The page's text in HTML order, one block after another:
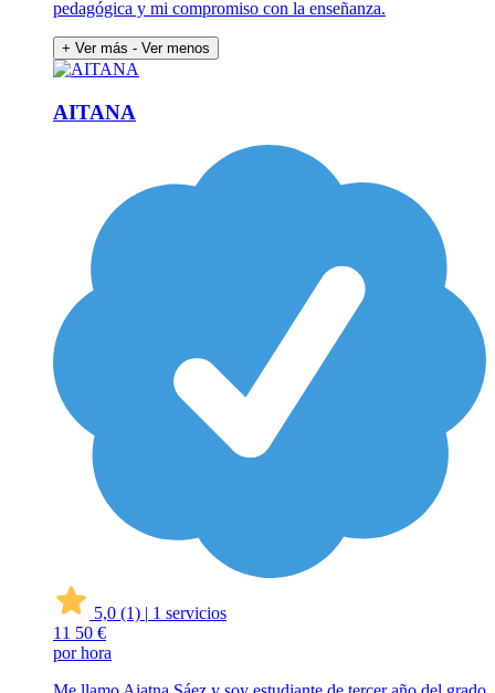
pedagógica y mi compromiso con la enseñanza.
+ Ver más - Ver menos
AITANA
5,0 (1) | 1 servicios
11 50 €
por hora